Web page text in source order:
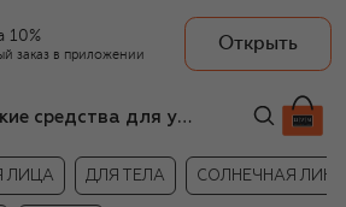
10%
заказ в приложении
Открыть
Женские средства для ухода за кожей
ЛИЦА ДЛЯ ТЕЛА СОЛНЕЧНАЯ